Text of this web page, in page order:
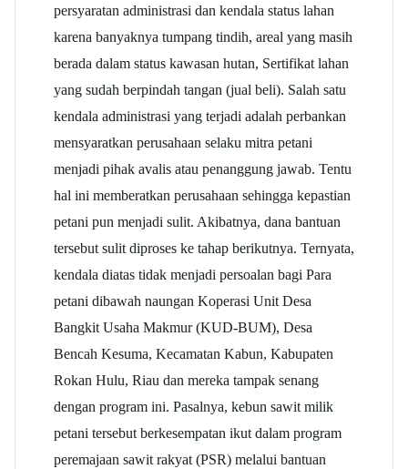
persyaratan administrasi dan kendala status lahan
karena banyaknya tumpang tindih, areal yang masih
berada dalam status kawasan hutan, Sertifikat lahan
yang sudah berpindah tangan (jual beli). Salah satu
kendala administrasi yang terjadi adalah perbankan
mensyaratkan perusahaan selaku mitra petani
menjadi pihak avalis atau penanggung jawab. Tentu
hal ini memberatkan perusahaan sehingga kepastian
petani pun menjadi sulit. Akibatnya, dana bantuan
tersebut sulit diproses ke tahap berikutnya. Ternyata,
kendala diatas tidak menjadi persoalan bagi Para
petani dibawah naungan Koperasi Unit Desa
Bangkit Usaha Makmur (KUD-BUM), Desa
Bencah Kesuma, Kecamatan Kabun, Kabupaten
Rokan Hulu, Riau dan mereka tampak senang
dengan program ini. Pasalnya, kebun sawit milik
petani tersebut berkesempatan ikut dalam program
peremajaan sawit rakyat (PSR) melalui bantuan